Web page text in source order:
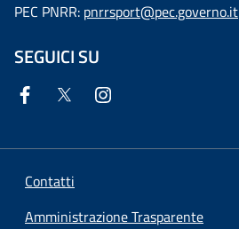
PEC PNRR: pnrrsport@pec.governo.it
SEGUICI SU
Contatti
Amministrazione Trasparente